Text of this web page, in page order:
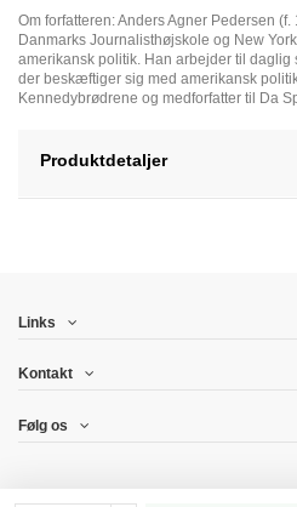
Om forfatteren: Anders Agner Pedersen
Danmarks Journalisthøjskole og New
amerikansk politik. Han arbejder til daglig
der beskæftiger sig med amerikansk
Kennedybrødrene og medforfatter til Da
Produktdetaljer
Links
Kontakt
Følg os